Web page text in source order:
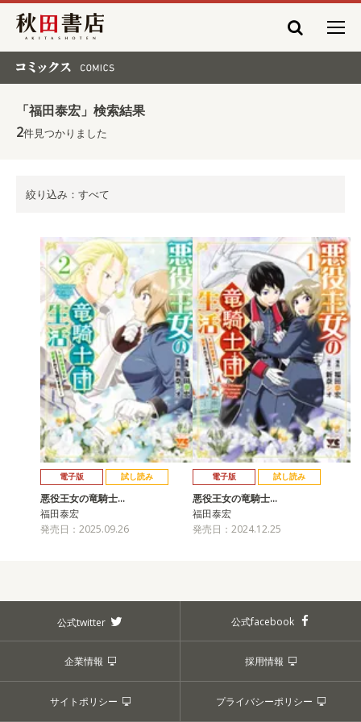
秋田書店
「福田泰宏」検索結果
2件見つかりました
絞り込み：すべて
電子版 試し読み
悪役王女の竜騎士…
福田泰宏
発売日：2025.09.26
電子版 試し読み
悪役王女の竜騎士…
福田泰宏
発売日：2024.12.25
公式twitter 公式facebook
企業情報 採用情報
サイトポリシー プライバシーポリシー